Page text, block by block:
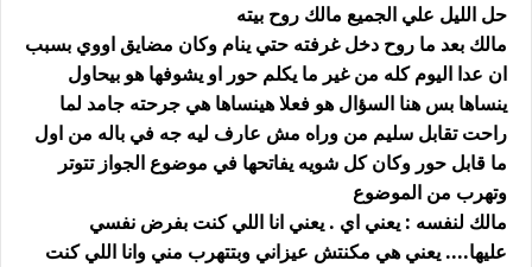
حل الليل علي الجميع مالك روح بيته
مالك بعد ما روح دخل غرفته حتي ينام وكان مضايق اووي بسبب
ان عدا اليوم كله من غير ما يكلم حور او يشوفها هو بيحاول
ينساها بس هنا السؤال هو فعلا هينساها هي جرحته جامد لما
راحت تقابل سليم من وراه مش عارف ليه جه في باله من اول
ما قابل حور وكان كل شويه يفاتحها في موضوع الجواز تتوتر
وتهرب من الموضوع
مالك لنفسه : يعني اي . يعني انا اللي كنت بفرض نفسي
عليها.... يعني هي مكنتش عيزاني وبتتهرب مني وانا اللي كنت